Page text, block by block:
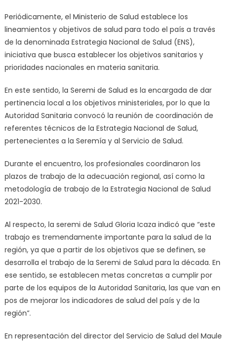
Periódicamente, el Ministerio de Salud establece los
lineamientos y objetivos de salud para todo el país a través
de la denominada Estrategia Nacional de Salud (ENS),
iniciativa que busca establecer los objetivos sanitarios y
prioridades nacionales en materia sanitaria.
En este sentido, la Seremi de Salud es la encargada de dar
pertinencia local a los objetivos ministeriales, por lo que la
Autoridad Sanitaria convocó la reunión de coordinación de
referentes técnicos de la Estrategia Nacional de Salud,
pertenecientes a la Seremía y al Servicio de Salud.
Durante el encuentro, los profesionales coordinaron los
plazos de trabajo de la adecuación regional, así como la
metodología de trabajo de la Estrategia Nacional de Salud
2021-2030.
Al respecto, la seremi de Salud Gloria Icaza indicó que “este
trabajo es tremendamente importante para la salud de la
región, ya que a partir de los objetivos que se definen, se
desarrolla el trabajo de la Seremi de Salud para la década. En
ese sentido, se establecen metas concretas a cumplir por
parte de los equipos de la Autoridad Sanitaria, las que van en
pos de mejorar los indicadores de salud del país y de la
región”.
En representación del director del Servicio de Salud del Maule